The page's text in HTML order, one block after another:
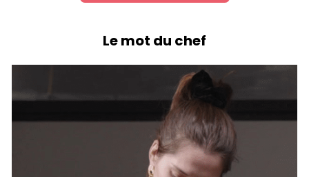
Le mot du chef